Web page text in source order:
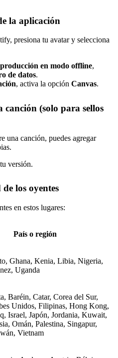
la aplicación
presiona tu avatar y selecciona
en modo offline,
de datos.
, activa la opción Canvas.
canción (solo para sellos
una canción, puedes agregar
versión.
los oyentes
en estos lugares:
País o región
Ghana, Kenia, Libia, Nigeria,
Uganda
Baréin, Catar, Corea del Sur,
Unidos, Filipinas, Hong Kong,
Israel, Japón, Jordania, Kuwait,
Omán, Palestina, Singapur,
Vietnam